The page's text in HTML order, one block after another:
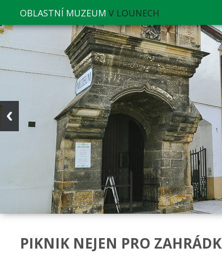
OBLASTNÍ MUZEUM V LOUNECH
PIKNIK NEJEN PRO